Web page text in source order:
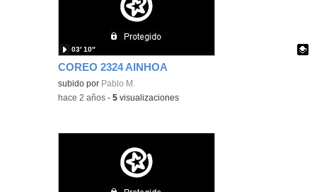
COREO 2324 AINHOA
Contenido educativo.
subido por Pablo M.
03′ 10″
-hace 2 años -5 visualizaciones